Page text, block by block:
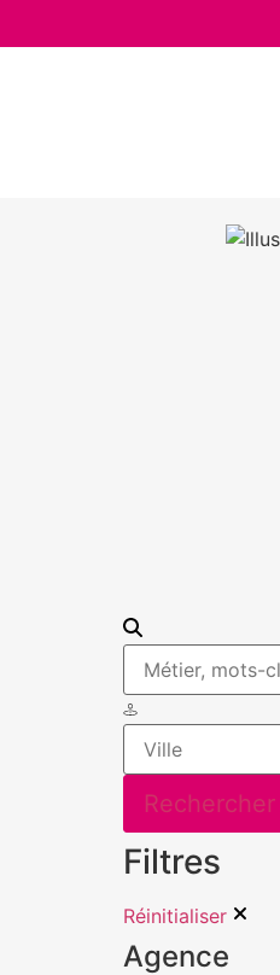
Filtres
Réinitialiser
Agence